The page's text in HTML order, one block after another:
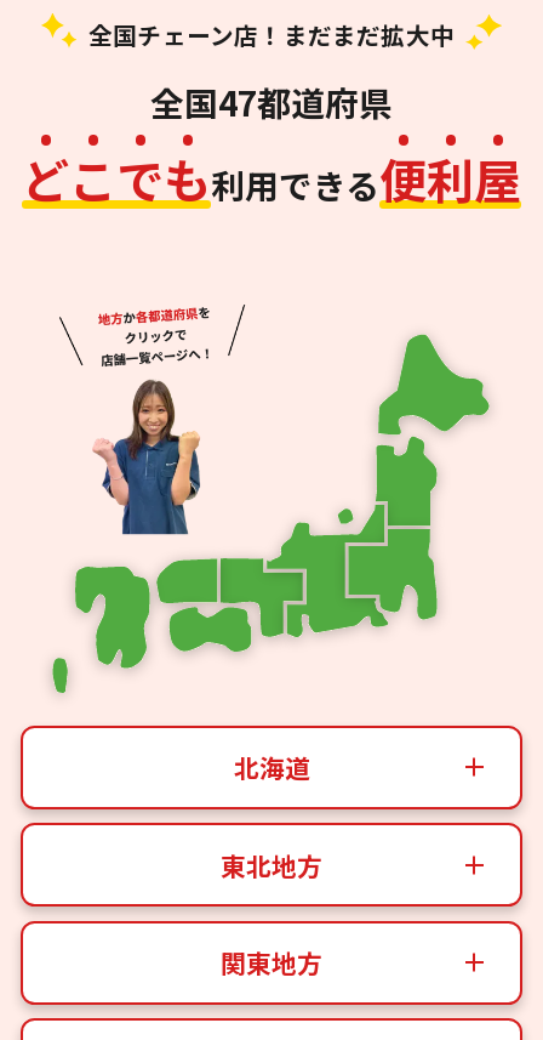
全国チェーン店！まだまだ拡大中
全国47都道府県
どこでも利用できる便利屋
北海道
東北地方
関東地方